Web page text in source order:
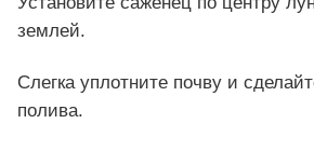
землей.
Слегка уплотните почву и
полива.